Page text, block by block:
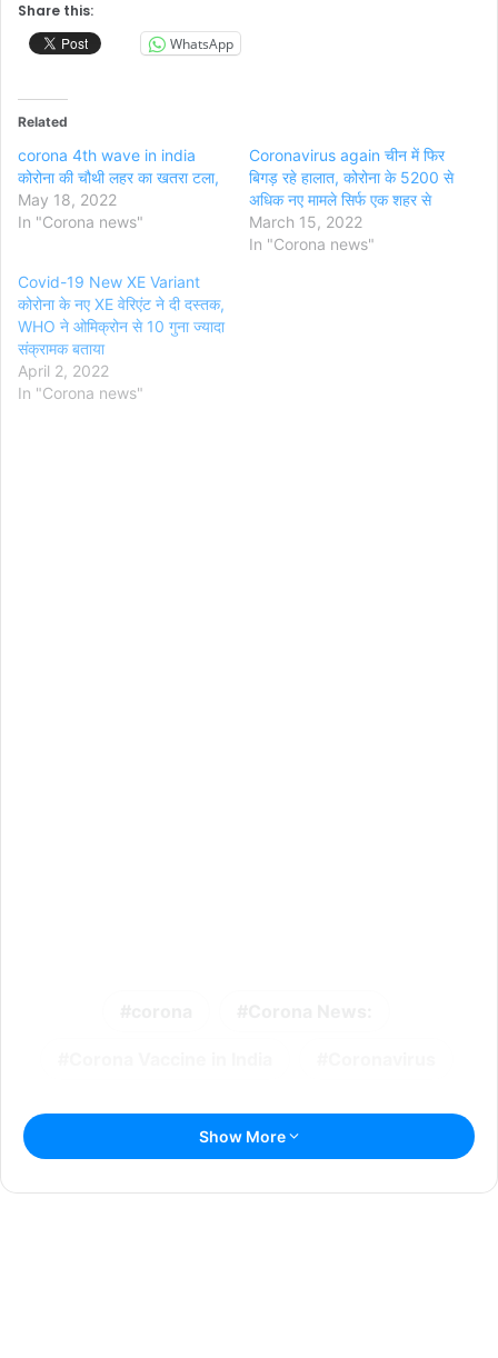
Share this:
WhatsApp
Related
corona 4th wave in india
कोरोना की चौथी लहर का खतरा टला,
May 18, 2022
In "Corona news"
Coronavirus again चीन में फिर
बिगड़ रहे हालात, कोरोना के 5200 से
अधिक नए मामले सिर्फ एक शहर से
March 15, 2022
In "Corona news"
Covid-19 New XE Variant
कोरोना के नए XE वेरिएंट ने दी दस्तक,
WHO ने ओमिक्रोन से 10 गुना ज्यादा
संक्रामक बताया
April 2, 2022
In "Corona news"
Show More